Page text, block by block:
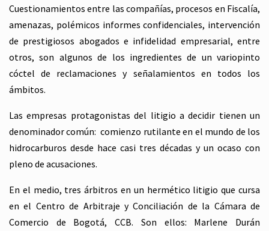
Cuestionamientos entre las compañías, procesos en Fiscalía,
amenazas, polémicos informes confidenciales, intervención
de prestigiosos abogados e infidelidad empresarial, entre
otros, son algunos de los ingredientes de un variopinto
cóctel de reclamaciones y señalamientos en todos los
ámbitos.
Las empresas protagonistas del litigio a decidir tienen un
denominador común: comienzo rutilante en el mundo de los
hidrocarburos desde hace casi tres décadas y un ocaso con
pleno de acusaciones.
En el medio, tres árbitros en un hermético litigio que cursa
en el Centro de Arbitraje y Conciliación de la Cámara de
Comercio de Bogotá, CCB. Son ellos: Marlene Durán